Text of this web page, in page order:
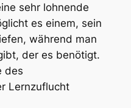
sehr lohnende
es einem, sein
während man
der es benötigt.
des
Lernzuflucht